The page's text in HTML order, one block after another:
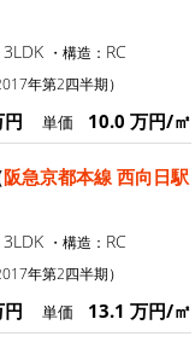
3LDK ・構造： RC
年第2四半期）
単価 10.0 万円/㎡
阪急京都本線 西向日駅
3LDK ・構造： RC
年第2四半期）
単価 13.1 万円/㎡